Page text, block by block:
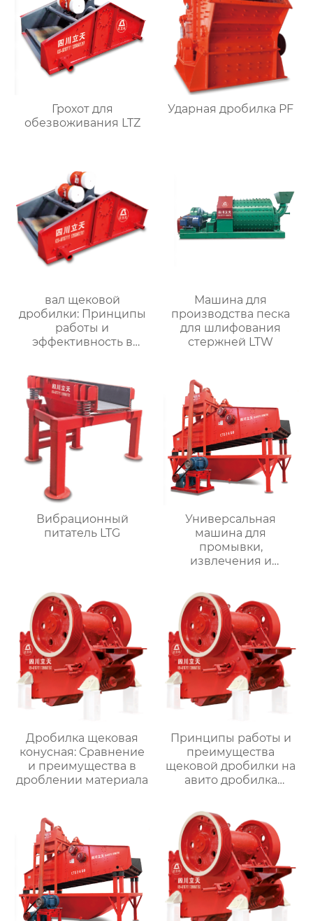
Грохот для
обезвоживания LTZ
Ударная дробилка PF
вал щековой
дробилки: Принципы
работы и
эффективность в
Машина для
производства песка
для шлифования
стержней LTW
Вибрационный
питатель LTG
Универсальная
машина для
промывки,
извлечения и
мелкого песка LTS
Дробилка щековая
конусная: Сравнение
и преимущества в
дроблении материала
Принципы работы и
преимущества
щековой дробилки на
авито дробилка